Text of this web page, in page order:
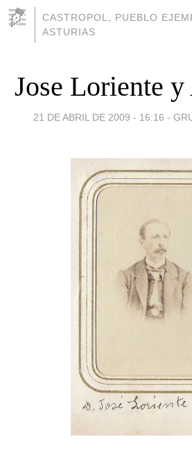
CASTROPOL, PUEBLO
ASTURIAS
Jose Loriente y
21 DE ABRIL DE 2009 - 16:16 -